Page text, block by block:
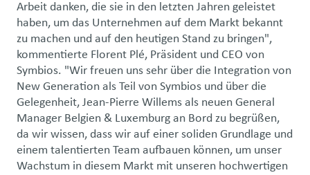
Arbeit danken, die sie in den letzten Jahren geleistet
haben, um das Unternehmen auf dem Markt bekannt
zu machen und auf den heutigen Stand zu bringen",
kommentierte Florent Plé, Präsident und CEO von
Symbios. "Wir freuen uns sehr über die Integration von
New Generation als Teil von Symbios und über die
Gelegenheit, Jean-Pierre Willems als neuen General
Manager Belgien & Luxemburg an Bord zu begrüßen,
da wir wissen, dass wir auf einer soliden Grundlage und
einem talentierten Team aufbauen können, um unser
Wachstum in diesem Markt mit unseren hochwertigen